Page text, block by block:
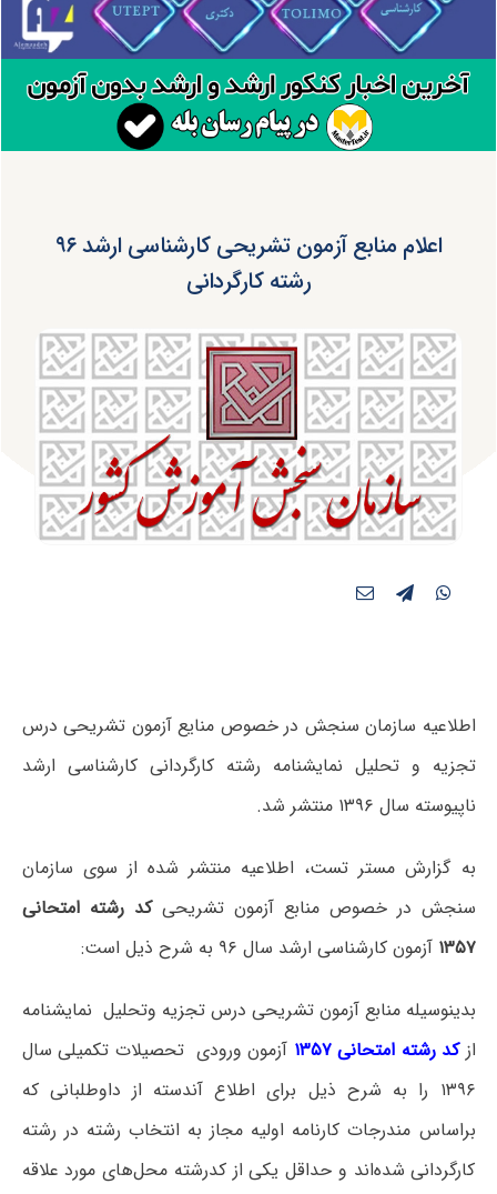
اعلام منابع آزمون تشریحی کارشناسی ارشد ۹۶
رشته‌‌ کارگردانی
اطلاعیه سازمان سنجش در خصوص منایع آزمون تشریحی درس
تجزیه و تحلیل نمایشنامه رشته کارگردانی کارشناسی ارشد
ناپیوسته سال ۱۳۹۶ منتشر شد.
به گزارش مستر تست، اطلاعیه منتشر شده از سوی سازمان
سنجش در خصوص منابع آزمون تشریحیکد رشته امتحانی
۱۳۵۷ آزمون کارشناسی ارشد سال ۹۶ به شرح ذیل است:
بدینوسیله منابع آزمون تشریحی درس تجزیه وتحلیل نمایشنامه
ازکد رشته امتحانی ۱۳۵۷
آزمون ورودی تحصیلات تکمیلی سال
۱۳۹۶ را به شرح ذیل برای اطلاع آندسته از داوطلبانی که
براساس مندرجات کارنامه اولیه مجاز به انتخاب رشته در رشته‌
کارگردانی شده‌اند و حداقل یکی از کدرشته محل‌های مورد علاقه